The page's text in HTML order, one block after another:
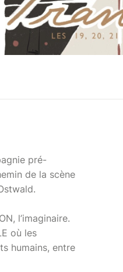
pré-
de la scène
l’imaginaire.
où les
humains, entre